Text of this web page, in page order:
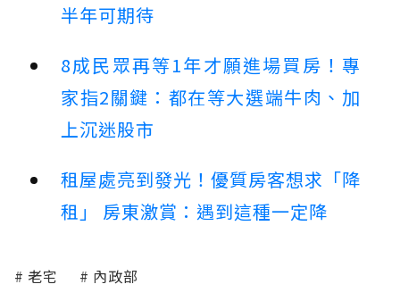
半年可期待
8成民眾再等1年才願進場買房！專
家指2關鍵：都在等大選端牛肉、加
上沉迷股市
租屋處亮到發光！優質房客想求「降
租」 房東激賞：遇到這種一定降
老宅 內政部